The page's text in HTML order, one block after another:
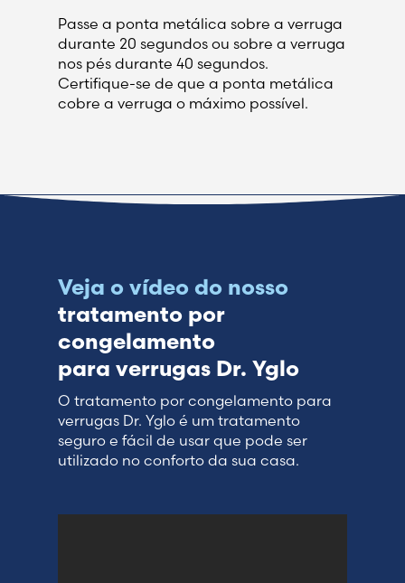
Passe a ponta metálica sobre a verruga
durante 20 segundos ou sobre a verruga
nos pés durante 40 segundos.
Certifique-se de que a ponta metálica
cobre a verruga o máximo possível.
Veja o vídeo do nosso
tratamento por
congelamento
para verrugas Dr. Yglo
O tratamento por congelamento para
verrugas Dr. Yglo é um tratamento
seguro e fácil de usar que pode ser
utilizado no conforto da sua casa.